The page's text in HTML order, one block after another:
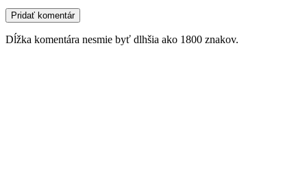
Dĺžka komentára nesmie byť dlhšia ako 1800 znakov.